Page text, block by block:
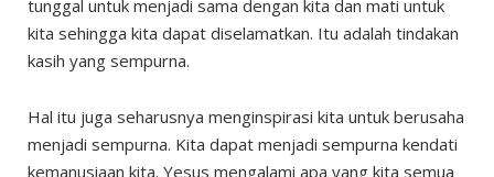
tunggal untuk menjadi sama dengan kita dan mati untuk
kita sehingga kita dapat diselamatkan. Itu adalah tindakan
kasih yang sempurna.
Hal itu juga seharusnya menginspirasi kita untuk berusaha
menjadi sempurna. Kita dapat menjadi sempurna kendati
kemanusiaan kita. Yesus mengalami apa yang kita semua